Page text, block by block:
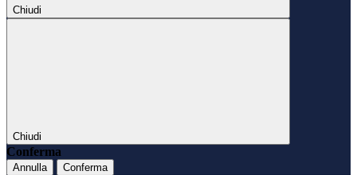
Chiudi
Chiudi
Conferma
Annulla Conferma